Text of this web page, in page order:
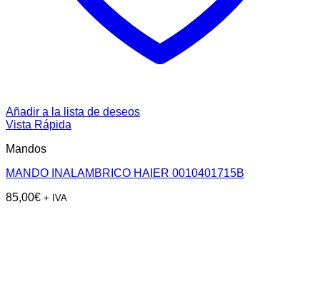
Añadir a la lista de deseos
Vista Rápida
Mandos
MANDO INALAMBRICO HAIER 0010401715B
85,00€ + IVA